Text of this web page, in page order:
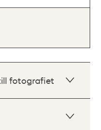
fotografiet